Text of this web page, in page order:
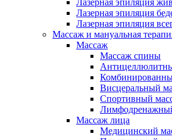
Лазерная эпиляция
Лазерная эпиляция
Лазерная эпиляция
Массаж и мануальная
Массаж
Массаж спины
Висцеральный
Спортивный
Массаж лица
Медицинский